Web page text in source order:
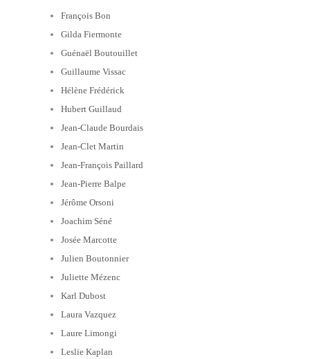
François Bon
Gilda Fiermonte
Guénaël Boutouillet
Guillaume Vissac
Hélène Frédérick
Hubert Guillaud
Jean-Claude Bourdais
Jean-Clet Martin
Jean-François Paillard
Jean-Pierre Balpe
Jérôme Orsoni
Joachim Séné
Josée Marcotte
Julien Boutonnier
Juliette Mézenc
Karl Dubost
Laura Vazquez
Laure Limongi
Leslie Kaplan